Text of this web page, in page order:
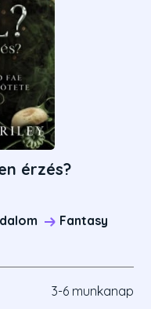
érzés?
Fantasy
3-6 munkanap